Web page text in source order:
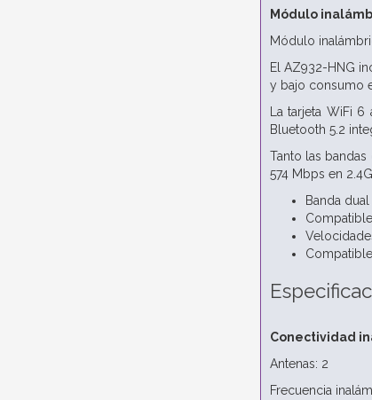
Módulo
Módulo
El AZ932-HNG
y bajo consumo
La tarjeta WiFi
Bluetooth 5.2
Tanto las
574 Mbps en
Banda
Conectividad
Antenas: 2
Frecuencia